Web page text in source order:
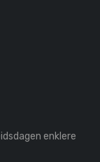
enklere